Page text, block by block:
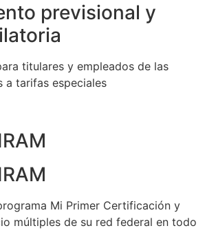
previsional y
titulares y empleados de las
a tarifas especiales
Mi Primer Certificación y
múltiples de su red federal en todo